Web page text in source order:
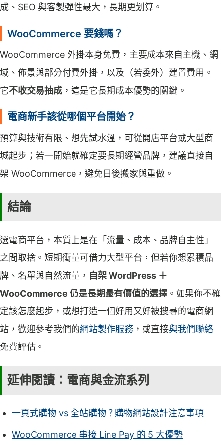
成、SEO 與客製彈性最大，長期更划算。
WooCommerce 要錢嗎？
WooCommerce 外掛本身免費，主要成本來自主機、網
域、佈景與部分付費外掛，以及（若委外）建置費用。
它不收交易抽成 ，這是它長期成本優勢的關鍵。
電商新手該從哪個平台開始？
預算與技術有限、想先試水溫，可從開店平台或大型商
城起步；若一開始就確定要長期經營品牌，建議直接自
架 WooCommerce，避免日後搬家與重做。
結論
選電商平台，本質上是在「流量、成本、品牌自主性」
之間取捨。短期衝量可借力大型平台，但若你想累積品
牌、名單與自然流量， 自架 WordPress ＋
WooCommerce 仍是長期最有價值的選擇 。如果你不確
定該怎麼起步，或想打造一個好用又好被搜尋的電商網
站，歡迎參考我們的網站製作服務 ，或直接與我們聯絡
免費評估。
延伸閱讀：電商與金流系列
一頁式購物 vs 全站購物？購物網站設計注意事項
WooCommerce 串接 Line Pay 的 5 大優勢